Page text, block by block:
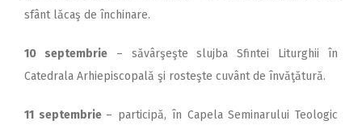
sfânt lăcaş de închinare.
10 septembrie– săvârşeşte slujba Sfintei Liturghii în
Catedrala Arhiepiscopală şi rosteşte cuvânt de învăţătură.
11 septembrie – participă, în Capela Seminarului Teologic